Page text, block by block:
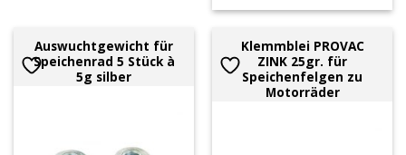
Auswuchtgewicht für
Speichenrad 5 Stück à
5g silber
Klemmblei PROVAC
ZINK 25gr. für
Speichenfelgen zu
Motorräder